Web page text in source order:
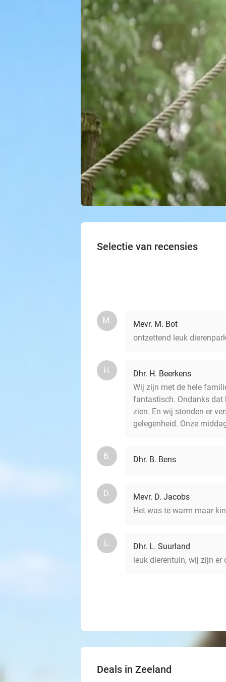
Selectie van recensies
M.
Mevr. M. Bot
ontzettend leuk
H.
Dhr. H. Beerkens
Wij zijn met de hele
fantastisch. Ondanks dat
zien. En wij stonden er
gelegenheid. Onze
B. Dhr. B. Bens
D.
Mevr. D. Jacobs
Het was te warm maar
L.
Dhr. L. Suurland
leuk dierentuin, wij zijn
Deals in Zeeland